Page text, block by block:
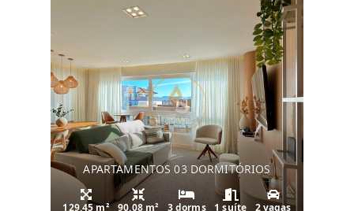
APARTAMENTOS 03 DORMITÓRIOS
129.45 m² 90.08 m² 3 dorms 1 suíte 2 vagas